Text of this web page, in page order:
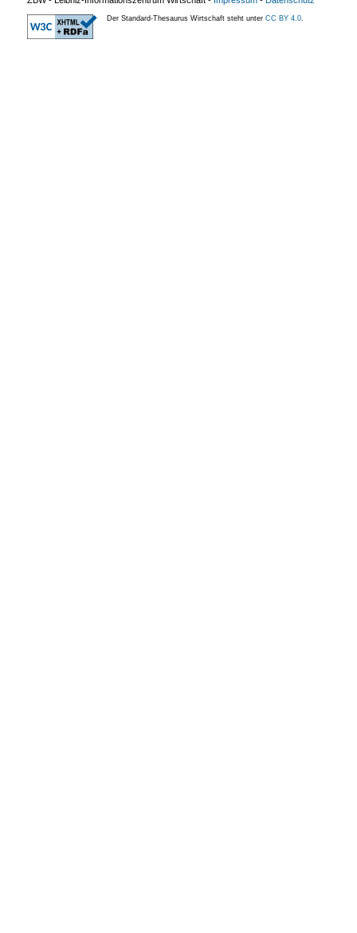
Der Standard-Thesaurus Wirtschaft steht unter CC BY 4.0